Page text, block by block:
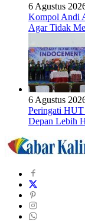
6 Agustus
Kompol Andi
Agar Tidak
6 Agustus
Peringati HUT
Depan Lebih